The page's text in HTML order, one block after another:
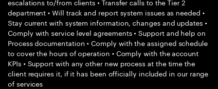
department • Will track and report system issues as needed •
Stay current with system information, changes and updates •
Comply with service level agreements • Support and help on
Process documentation • Comply with the assigned schedule
to cover the hours of operation • Comply with the account
KPIs • Support with any other new process at the time the
client requires it, if it has been officially included in our range
of services